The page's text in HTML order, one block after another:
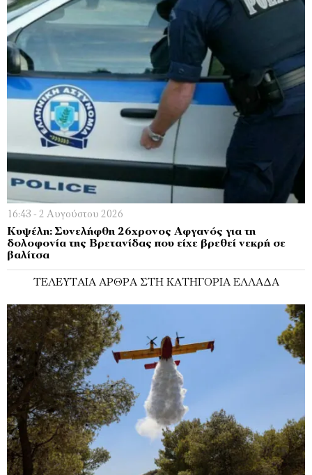
16:43 - 2 Αυγούστου 2026
Κυψέλη: Συνελήφθη 26χρονος Αφγανός για τη
δολοφονία της Βρετανίδας που είχε βρεθεί νεκρή σε
βαλίτσα
ΤΕΛΕΥΤΑΊΑ ΆΡΘΡΑ ΣΤΗ ΚΑΤΗΓΟΡΊΑ ΕΛΛΆΔΑ